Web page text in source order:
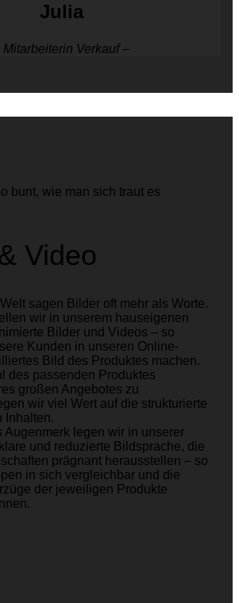
Julia
Mitarbeiterin Verkauf –
bunt, wie man sich traut es
Video
sagen Bilder oft mehr als Worte.
wir in unserem hauseigenen
Bilder und Videos – so
Kunden in unseren Online-
Bild des Produktes machen.
des passenden Produktes
großen Angebotes zu
wir viel Wert auf die strukturierte
Inhalten.
Augenmerk legen wir in unserer
und reduzierte Bildsprache, die
prägnant herausstellen – so
in sich vergleichbar und die
der jeweiligen Produkte